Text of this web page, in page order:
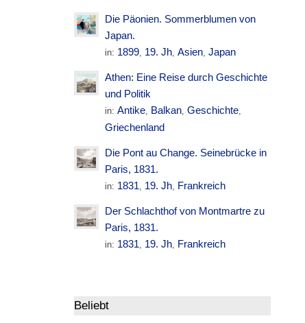
Die Päonien. Sommerblumen von
Japan.
in: 1899, 19. Jh,Asien,Japan
Athen: Eine Reise durch Geschichte
und Politik
in:Antike, Balkan,Geschichte,
Griechenland
Die Pont au Change. Seinebrücke in
Paris, 1831.
in: 1831, 19. Jh, Frankreich
Der Schlachthof von Montmartre zu
Paris, 1831.
in: 1831, 19. Jh, Frankreich
Beliebt